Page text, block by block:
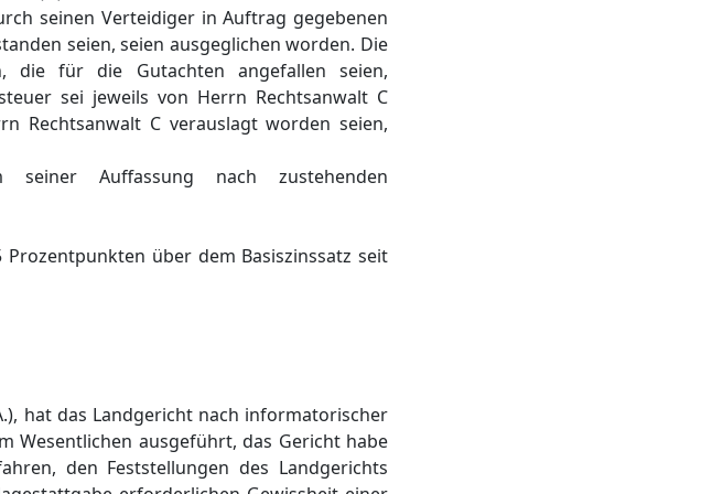
seinen Verteidiger in Auftrag gegebenen
seien, seien ausgeglichen worden. Die
die für die Gutachten angefallen seien,
sei jeweils von Herrn Rechtsanwalt C
Rechtsanwalt C verauslagt worden seien,
Auffassung nach zustehenden
über dem Basiszinssatz seit
hat das Landgericht nach informatorischer
Wesentlichen ausgeführt, das Gericht habe
den Feststellungen des Landgerichts